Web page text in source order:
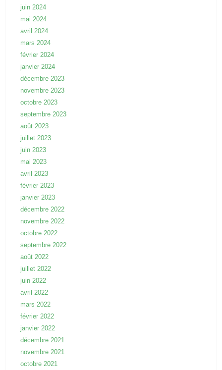
juin 2024
mai 2024
avril 2024
mars 2024
février 2024
janvier 2024
décembre 2023
novembre 2023
octobre 2023
septembre 2023
août 2023
juillet 2023
juin 2023
mai 2023
avril 2023
février 2023
janvier 2023
décembre 2022
novembre 2022
octobre 2022
septembre 2022
août 2022
juillet 2022
juin 2022
avril 2022
mars 2022
février 2022
janvier 2022
décembre 2021
novembre 2021
octobre 2021